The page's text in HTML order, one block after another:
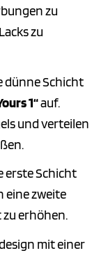
zu
zu
dünne Schicht
1“auf.
und verteilen
erste Schicht
eine zweite
erhöhen.
mit einer